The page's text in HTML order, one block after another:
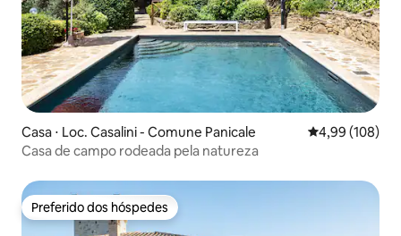
Casa ⋅ Loc. Casalini - Comune Panicale 4,99 de uma
4,99 (108)
Casa de campo rodeada pela natureza
Preferido dos hóspedes
Preferido dos hóspedes